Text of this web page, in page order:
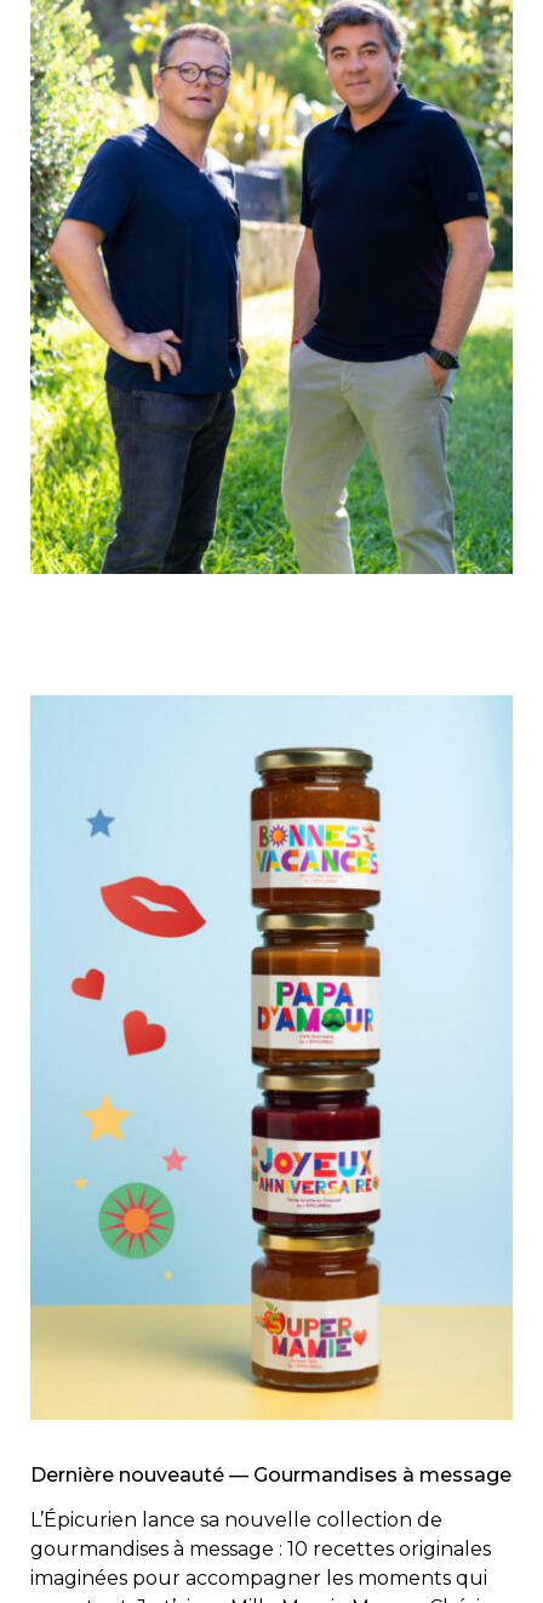
Dernière nouveauté — Gourmandises à message
L’Épicurien lance sa nouvelle collection de
gourmandises à message : 10 recettes originales
imaginées pour accompagner les moments qui